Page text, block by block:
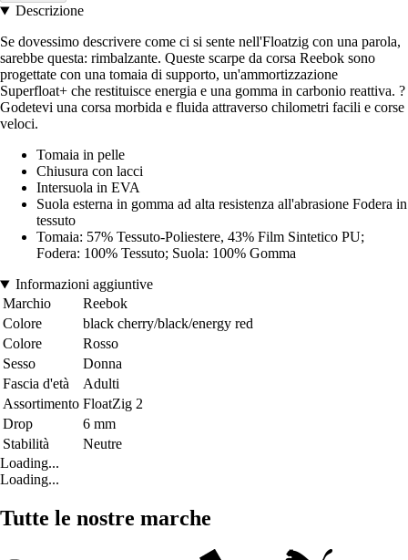
Descrizione
Se dovessimo descrivere come ci si sente nell'Floatzig con una parola,
sarebbe questa: rimbalzante. Queste scarpe da corsa Reebok sono
progettate con una tomaia di supporto, un'ammortizzazione
Superfloat+ che restituisce energia e una gomma in carbonio reattiva. ?
Godetevi una corsa morbida e fluida attraverso chilometri facili e corse
veloci.
Tomaia in pelle
Chiusura con lacci
Intersuola in EVA
Suola esterna in gomma ad alta resistenza all'abrasione Fodera in
tessuto
Tomaia: 57% Tessuto-Poliestere, 43% Film Sintetico PU;
Fodera: 100% Tessuto; Suola: 100% Gomma
Informazioni aggiuntive
Marchio
Reebok
Colore
black cherry/black/energy red
Colore
Rosso
Sesso
Donna
Fascia d'età
Adulti
Assortimento FloatZig 2
Drop
6 mm
Stabilità
Neutre
Loading...
Loading...
Tutte le nostre marche